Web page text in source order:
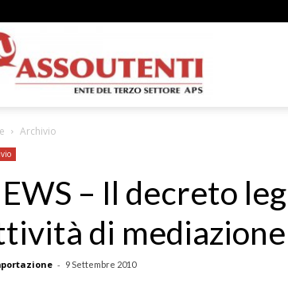
APS
Archivio
– Il decreto
di
- 9 Settembre 2010